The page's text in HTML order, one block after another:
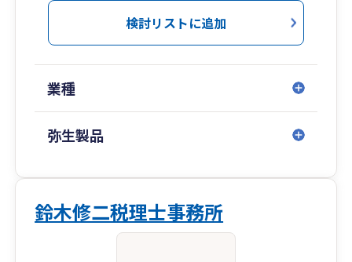
検討リストに追加
業種
弥生製品
鈴木修二税理士事務所